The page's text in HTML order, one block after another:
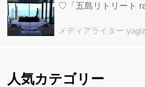
♡「五島リトリート
メディアライター
人気カテゴリー